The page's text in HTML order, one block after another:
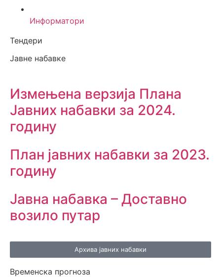
Информатори
Тендери
Јавне набавке
Измењенa верзијa Плана
Јавних набавки за 2024.
годину
План јавних набавки за 2023.
годину
Јавна набавка – Доставно
возило путар
Архива јавних набавки
Временска прогноза